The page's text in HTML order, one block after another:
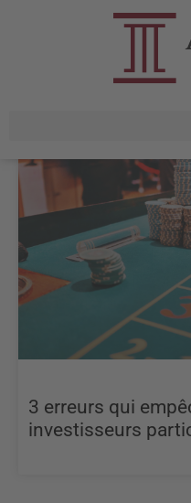
3 erreurs qui
investisseurs